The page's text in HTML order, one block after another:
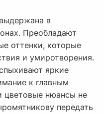
в
Преобладают
оттенки, которые
и умиротворения.
яркие
к главным
цветовые нюансы не
передать